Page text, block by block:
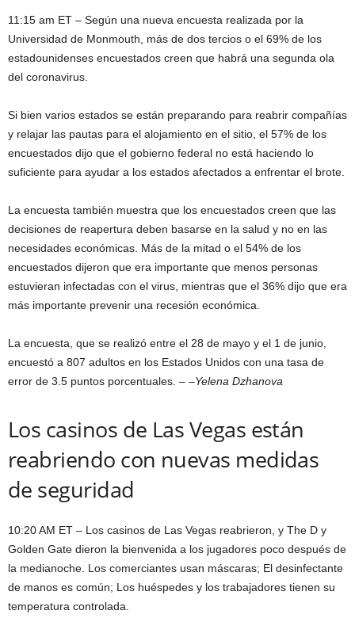
11:15 am ET – Según una nueva encuesta realizada por la
Universidad de Monmouth, más de dos tercios o el 69% de los
estadounidenses encuestados creen que habrá una segunda ola
del coronavirus.
Si bien varios estados se están preparando para reabrir compañías
y relajar las pautas para el alojamiento en el sitio, el 57% de los
encuestados dijo que el gobierno federal no está haciendo lo
suficiente para ayudar a los estados afectados a enfrentar el brote.
La encuesta también muestra que los encuestados creen que las
decisiones de reapertura deben basarse en la salud y no en las
necesidades económicas. Más de la mitad o el 54% de los
encuestados dijeron que era importante que menos personas
estuvieran infectadas con el virus, mientras que el 36% dijo que era
más importante prevenir una recesión económica.
La encuesta, que se realizó entre el 28 de mayo y el 1 de junio,
encuestó a 807 adultos en los Estados Unidos con una tasa de
error de 3.5 puntos porcentuales. – –Yelena Dzhanova
Los casinos de Las Vegas están
reabriendo con nuevas medidas
de seguridad
10:20 AM ET – Los casinos de Las Vegas reabrieron, y The D y
Golden Gate dieron la bienvenida a los jugadores poco después de
la medianoche. Los comerciantes usan máscaras; El desinfectante
de manos es común; Los huéspedes y los trabajadores tienen su
temperatura controlada.